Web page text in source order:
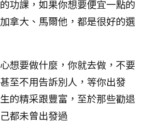
功課，如果你想要便宜一點的
拿大、馬爾他，都是很好的選
想要做什麼，你就去做，不要
至不用告訴別人，等你出發
的精采跟豐富，至於那些勸退
都未曾出發過